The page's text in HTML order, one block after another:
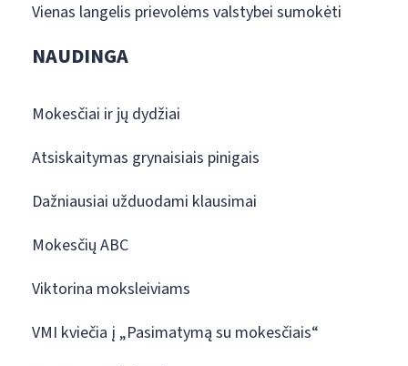
Vienas langelis prievolėms valstybei sumokėti
NAUDINGA
Mokesčiai ir jų dydžiai
Atsiskaitymas grynaisiais pinigais
Dažniausiai užduodami klausimai
Mokesčių ABC
Viktorina moksleiviams
VMI kviečia į „Pasimatymą su mokesčiais“